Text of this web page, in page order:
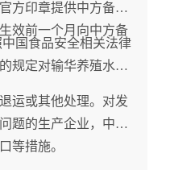
方印章提供中方备
效前一个月向中方备
国食品安全相关法律
规定对输华养殖水产
运或其他处理。对发
题的生产企业，中方
等措施。